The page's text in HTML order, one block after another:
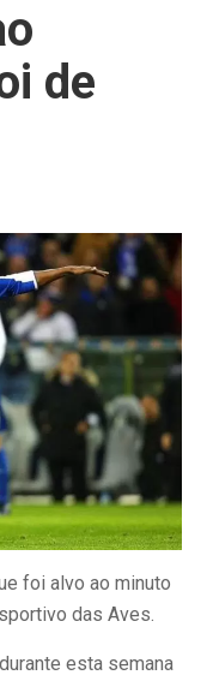
de
foi alvo ao minuto
das Aves.
esta semana